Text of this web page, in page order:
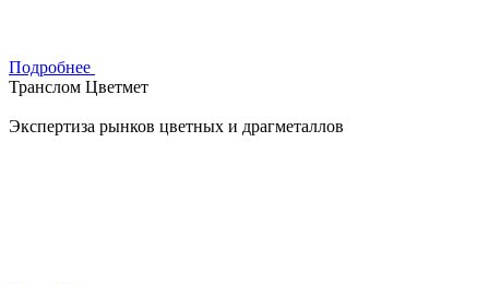
Подробнее
Транслом Цветмет
Экспертиза рынков цветных и драгметаллов